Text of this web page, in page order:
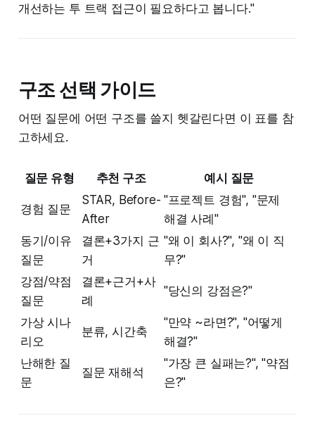
개선하는 투 트랙 접근이 필요하다고 봅니다."
구조 선택 가이드
어떤 질문에 어떤 구조를 쓸지 헷갈린다면 이 표를 참
고하세요.
질문 유형 추천 구조 예시 질문
경험 질문
STAR, Before-
After
"프로젝트 경험", "문제
해결 사례"
동기/이유
질문
결론+3가지 근
거
"왜 이 회사?", "왜 이 직
무?"
강점/약점
질문
결론+근거+사
례
"당신의 강점은?"
가상 시나
리오
분류, 시간축
"만약 ~라면?", "어떻게
해결?"
난해한 질
문
질문 재해석
"가장 큰 실패는?", "약점
은?"